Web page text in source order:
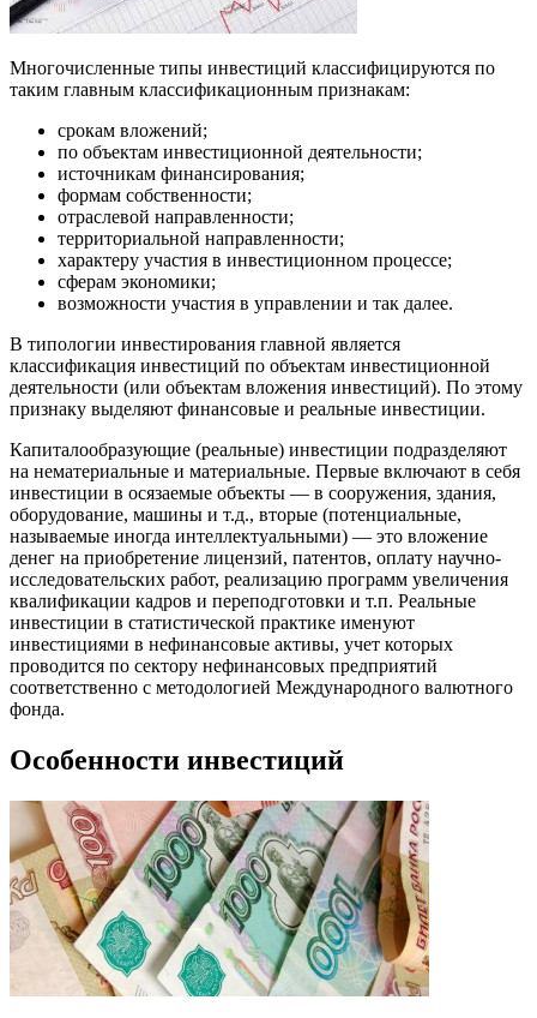
Многочисленные типы инвестиций классифицируются по
таким главным классификационным признакам:
срокам вложений;
по объектам инвестиционной деятельности;
источникам финансирования;
формам собственности;
отраслевой направленности;
территориальной направленности;
характеру участия в инвестиционном процессе;
сферам экономики;
возможности участия в управлении и так далее.
В типологии инвестирования главной является
классификация инвестиций по объектам инвестиционной
деятельности (или объектам вложения инвестиций). По этому
признаку выделяют финансовые и реальные инвестиции.
Капиталообразующие (реальные) инвестиции подразделяют
на нематериальные и материальные. Первые включают в себя
инвестиции в осязаемые объекты — в сооружения, здания,
оборудование, машины и т.д., вторые (потенциальные,
называемые иногда интеллектуальными) — это вложение
денег на приобретение лицензий, патентов, оплату научно-
исследовательских работ, реализацию программ увеличения
квалификации кадров и переподготовки и т.п. Реальные
инвестиции в статистической практике именуют
инвестициями в нефинансовые активы, учет которых
проводится по сектору нефинансовых предприятий
соответственно с методологией Международного валютного
фонда.
Особенности инвестиций